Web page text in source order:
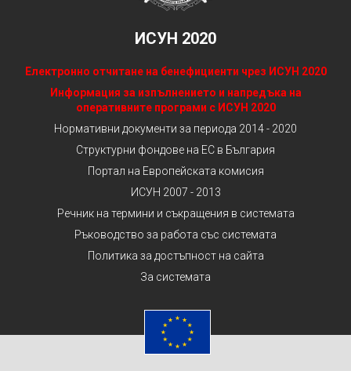
ИСУН 2020
Електронно отчитане на бенефициенти чрез ИСУН 2020
Информация за изпълнението и напредъка на
оперативните програми с ИСУН 2020
Нормативни документи за периода 2014 - 2020
Структурни фондове на ЕС в България
Портал на Европейската комисия
ИСУН 2007 - 2013
Речник на термини и съкращения в системата
Ръководство за работа със системата
Политика за достъпност на сайта
За системата